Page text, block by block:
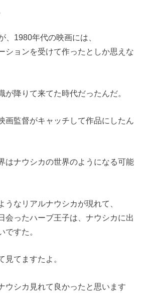
、1980年代の映画には、
ションを受けて作ったとしか思えな
が降りて来てた時代だったんだ。
画監督がキャッチして作品にしたん
はナウシカの世界のようになる可能
うなリアルナウシカが現れて、
会ったハーブ王子は、ナウシカに出
ですた。
見てますたよ。
ウシカ見れて良かったと思います